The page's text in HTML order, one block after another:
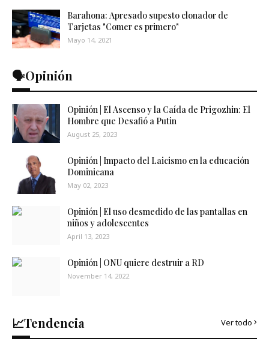
Barahona: Apresado supesto clonador de
Tarjetas "Comer es primero"
Mayo 14, 2021
🗣️Opinión
Opinión | El Ascenso y la Caída de Prigozhin: El
Hombre que Desafió a Putin
August 25, 2023
Opinión | Impacto del Laicismo en la educación
Dominicana
May 02, 2023
Opinión | El uso desmedido de las pantallas en
niños y adolescentes
April 13, 2023
Opinión | ONU quiere destruir a RD
November 14, 2022
📈Tendencia Ver todo